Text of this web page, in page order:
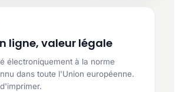
ligne, valeur légale
électroniquement à la norme
dans toute l'Union européenne.